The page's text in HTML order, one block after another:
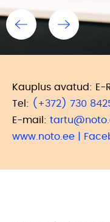
Kauplus avatud: E-R
Tel: (+372) 730
E-mail:
www.noto.ee